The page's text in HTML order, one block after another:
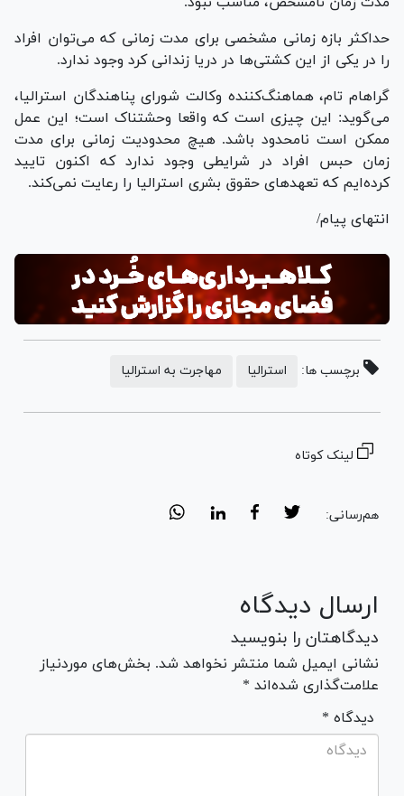
حداکثر بازه زمانی مشخصی برای مدت زمانی که می‌توان افراد
را در یکی از این کشتی‌ها در دریا زندانی کرد وجود ندارد.
گراهام تام، هماهنگ‌کننده وکالت شورای پناهندگان استرالیا،
می‌گوید: این چیزی است که واقعا وحشتناک است؛ این عمل
ممکن است نامحدود باشد. هیچ محدودیت زمانی برای مدت
زمان حبس افراد در شرایطی وجود ندارد که اکنون تایید
کرده‌ایم که تعهد‌های حقوق بشری استرالیا را رعایت نمی‌کند.
انتهای پیام/
برچسب ها: استرالیا مهاجرت به استرالیا
لینک کوتاه
هم‌رسانی:
ارسال دیدگاه
دیدگاهتان را بنویسید
نشانی ایمیل شما منتشر نخواهد شد. بخش‌های موردنیاز
علامت‌گذاری شده‌اند *
* دیدگاه